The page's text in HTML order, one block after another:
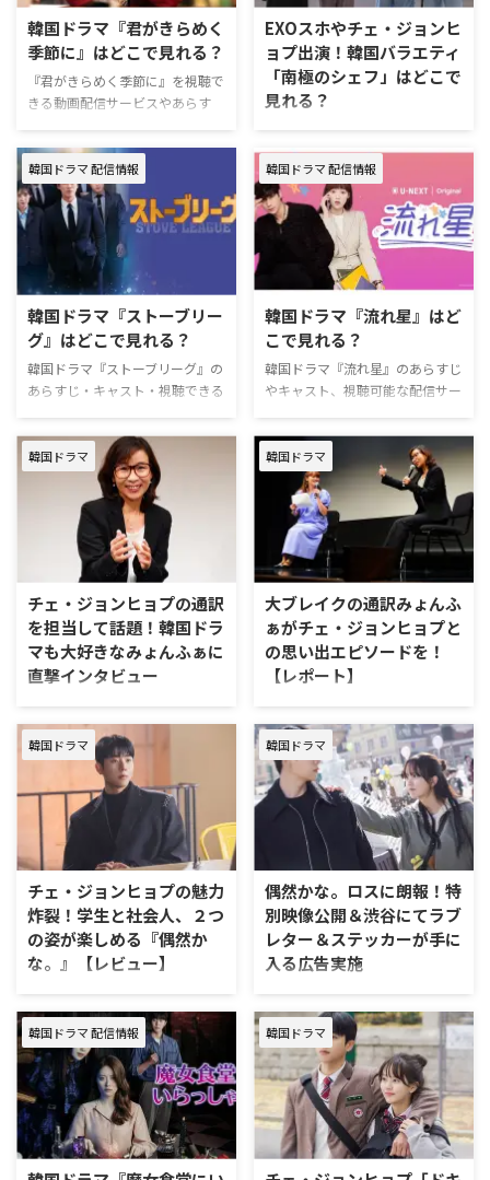
る。 ドラマ『バカンスの法則』
作品情報 『バカンスの法則』
は、多忙な日々に疲弊した主人公
が、海辺の別荘で過ごす“非日常
のバカンス”のなかで、ミステリ
…
すすめ。 U-NEXTは、新規の登録
なら31日間無料で利用できる。
無料期間中に解約すればお金は一
切かからない！ ＼新規なら31日
間無料／ 『偶然かな。』U-NEXT
韓国ドラマ『君がきらめく
季節に』はどこで見れる？
『君がきらめく季節に』を視聴で
きる動画配信サービスやあらす
た。 韓国ドラマ『君がきらめく
季節に』配信情報 『君がきらめ
く季節に』は2026年2月20日
（金）よりDisney+ (ディズニープ
ラス)で独占配信（全12話／毎週
金・土1話ずつ配信）。 韓国ドラ
マ『君がきらめく季節に』作品情
報 『君がきらめく季節に』は、
事故で止まった時間を抱える男女
が、7年の歳月を経て真実と愛に
向き合うミステリーロマンス。
作品名『君がきらめく季節に』
EXOスホやチェ・ジョンヒ
ョプ出演！韓国バラエティ
「南極のシェフ」はどこで
見れる？
韓国バラエティ「南極のシェフ」
を視聴できる動画配信サービスや
概要についてまとめた。 韓国バ
ラエティ「南極のシェフ」はいつ
どこで配信？ 韓国バラエティ
「南極のシェフ」は2025年11月
17日（月）にAmazon Prime
Videoで独占配信スタート。 ＼新
Videoに加入する >>詳細 韓国バ
ラエティ「南極のシェフ」作品概
要 「南極のシェフ」は、使命感
一つで、過酷な南極環境の孤立し
を提供するまでの過程を追うバラ
エティ。 作品名「南極のシェ …
韓国ドラマ 配信情報
韓国ドラマ『ストーブリー
グ』はどこで見れる？
韓国ドラマ『ストーブリーグ』の
あらすじ・キャスト・視聴できる
た。 韓国ドラマ『ストーブリー
グ』を配信しているのはどこ？
『ストーブリーグ』の配信状況は
以下の通り。 動画配信サービス
配信状況 U-NEXT見放題 Hulu見放
題 Netflix× Leminoプレミアム見
放題 Prime Video有料 Disney+×
『ストーブリーグ』を見るなら
Leminoがおすすめ。 Leminoプレ
ミアムは、新規の登録なら初月無
料で利用できる。無料期間中に解
約すればお金は一切かからない！
韓国ドラマ 配信情報
韓国ドラマ『流れ星』はど
こで見れる？
韓国ドラマ『流れ星』のあらすじ
やキャスト、視聴可能な配信サー
ーなど、気になる情報をまとめて
ご紹介。 韓国ドラマ『流れ星』
の配信先は？ 韓国ドラマ『流れ
星』は現在U-NEXTで独占見放題
配信中！ つまりU-NEXTだけで
しか『流れ星』を見ることはでき
ない。U-NEXTは初回登録から31
日間のお試し期間があるため、期
間内に視聴することで無料で『流
れ星』を全話視聴できる。 U-
NEXTでは26万以上の作品が配信
されており、日本ドラマから海外
韓国ドラマ
チェ・ジョンヒョプの通訳
を担当して話題！韓国ドラ
マも大好きなみょんふぁに
直撃インタビュー
TBS系ドラマ『Eye Love You』の
番宣にて、主演のチェ・ジョンヒ
ョプの通訳を担当したことで大き
な話題を呼んだみょんふぁ。通訳
としてだけでなく、俳優や司会、
韓国語講師など様々なフィールド
で活躍する“マルチばんざい女
優”として活動をしている。先日
「BSJapanext 韓ドラプライム感
謝祭」では、ゲストとして登壇
し、軽快なトークで会場を盛り上
げていた。 今回、そんなみょん
ェ・ジョンヒョプと一緒に仕事を
した際のエピソードやその時に見
えた彼の人柄、さらにオ …
韓国ドラマ
大ブレイクの通訳みょんふ
ぁがチェ・ジョンヒョプと
の思い出エピソードを！
【レポート】
2024年9月5日（木）、都内・韓
国文化院ハンマダンホールにて
「BSJapanext 韓ドラプライム感
謝祭」が実施された。今回はその
様子をレポート！ BSJapanext 韓
ドラプライム感謝祭 イベントレ
ポート BSJapanext内の人気コー
ナー「韓ドラプライム」。昨年
ト「韓ドラプライム感謝祭」が開
催された。 本イベントは、「BS
Japanext」一押しの韓国ドラマ
を「韓ドラプライム」でナビゲー
するというもの。今回は、9月17
日（火）より無 …
韓国ドラマ
チェ・ジョンヒョプの魅力
炸裂！学生と社会人、２つ
の姿が楽しめる『偶然か
な。』【レビュー】
先日、完結したばかりの韓国ドラ
マ『偶然かな。』の魅力を語りつ
くすレビューを公開！ 韓国ドラ
マ『偶然かな。』とは 『偶然か
な。』は初恋をテーマにしたラブ
ストーリー。日本のドラマ『Eye
love you』をきっかけに日本で爆
発的な人気を得たチェ・ジョンヒ
韓国ドラマ
偶然かな。ロスに朗報！特
別映像公開＆渋谷にてラブ
レター＆ステッカーが手に
入る広告実施
Disney+ (ディズニープラス)で配
信中の韓国ドラマ『偶然かな。』
から特別映像が公開。さらに、本
日から渋谷でスペシャルな広告が
スタートする。 『偶然かな。』
フヨンのキュン台詞集が公開に
先週8月13日（火）をもって全話
配信となった本作だが、誰もが経
韓国ドラマ 配信情報 韓国ドラマ